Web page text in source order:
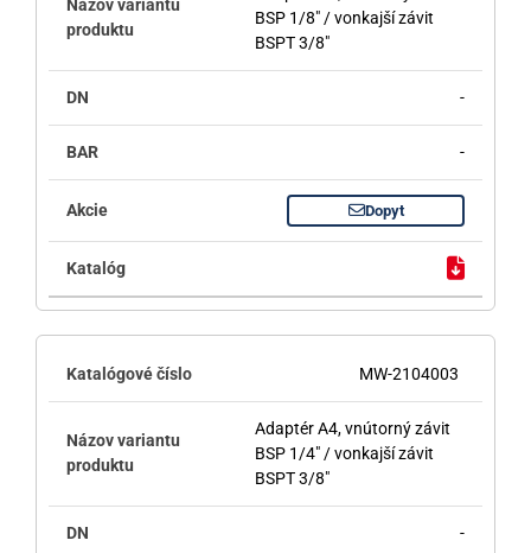
BSP 1/8" / vonkajší závit
BSPT 3/8"
-
-
Dopyt
MW-2104003
Adaptér A4, vnútorný závit
BSP 1/4" / vonkajší závit
BSPT 3/8"
-